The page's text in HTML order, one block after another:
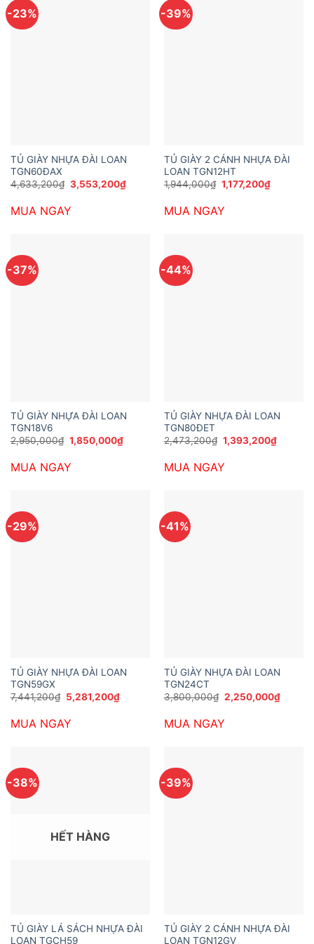
-23%
TỦ GIÀY NHỰA ĐÀI LOAN
TGN60ĐAX
4,633,200₫ Giá
gốc
4,633,200₫.
3,553,200₫Giá
hiện
MUA NGAY
-39%
TỦ GIÀY 2 CÁNH NHỰA ĐÀI
LOAN TGN12HT
1,944,000₫ Giá
gốc
1,944,000₫.
1,177,200₫Giá
hiện
MUA NGAY
-37%
TỦ GIÀY NHỰA ĐÀI LOAN
TGN18V6
2,950,000₫ Giá
gốc
2,950,000₫.
1,850,000₫Giá
hiện
MUA NGAY
-44%
TỦ GIÀY NHỰA ĐÀI LOAN
TGN80ĐET
2,473,200₫ Giá
gốc
2,473,200₫.
1,393,200₫Giá
hiện
MUA NGAY
-29%
TỦ GIÀY NHỰA ĐÀI LOAN
TGN59GX
7,441,200₫ Giá
gốc
7,441,200₫.
5,281,200₫Giá
hiện
MUA NGAY
-41%
TỦ GIÀY NHỰA ĐÀI LOAN
TGN24CT
3,800,000₫ Giá
gốc
3,800,000₫.
2,250,000₫Giá
hiện
MUA NGAY
-38%
HẾT HÀNG
TỦ GIÀY LÁ SÁCH NHỰA ĐÀI
LOAN TGCH59
-39%
TỦ GIÀY 2 CÁNH NHỰA ĐÀI
LOAN TGN12GV